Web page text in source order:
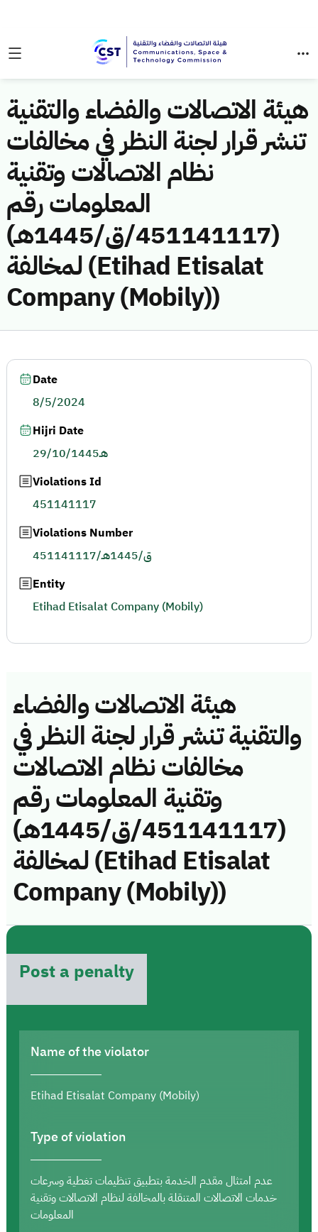
هيئة الاتصالات والفضاء والتقنية
تنشر قرار لجنة النظر في مخالفات
نظام الاتصالات وتقنية
المعلومات رقم
(451141117/ق/1445هـ)
لمخالفة (Etihad Etisalat
Company (Mobily))
هيئة الاتصالات والفضاء
والتقنية تنشر قرار لجنة النظر في
مخالفات نظام الاتصالات
وتقنية المعلومات رقم
(451141117/ق/1445هـ)
لمخالفة (Etihad Etisalat
Company (Mobily))
Post a penalty
Name of the violator
Etihad Etisalat Company (Mobily)
Type of violation
عدم امتثال مقدم الخدمة بتطبيق تنظيمات تغطية وسرعات
خدمات الاتصالات المتنقلة بالمخالفة لنظام الاتصالات وتقنية
المعلومات
Date
8/5/2024
Hijri Date
29/10/1445هـ
Violations Id
451141117
Violations Number
451141117/ق/1445هـ
Entity
Etihad Etisalat Company (Mobily)